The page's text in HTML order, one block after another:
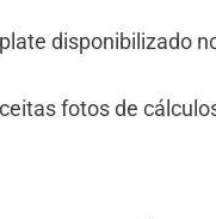
disponibilizado
fotos de